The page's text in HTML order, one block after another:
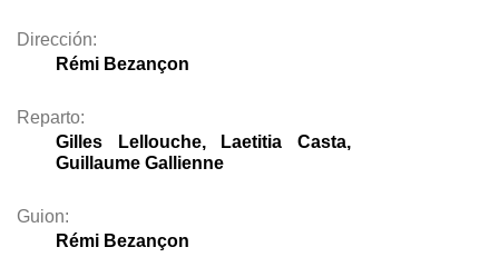
Dirección:
Rémi Bezançon
Reparto:
Gilles Lellouche, Laetitia Casta,
Guillaume Gallienne
Guion:
Rémi Bezançon